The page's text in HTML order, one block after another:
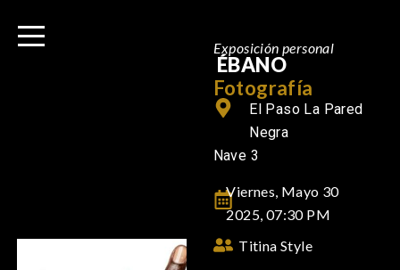
Exposición personal
ÉBANO
Fotografía
El Paso La Pared
Negra
Nave 3
Viernes, Mayo 30
2025, 07:30 PM
Titina Style